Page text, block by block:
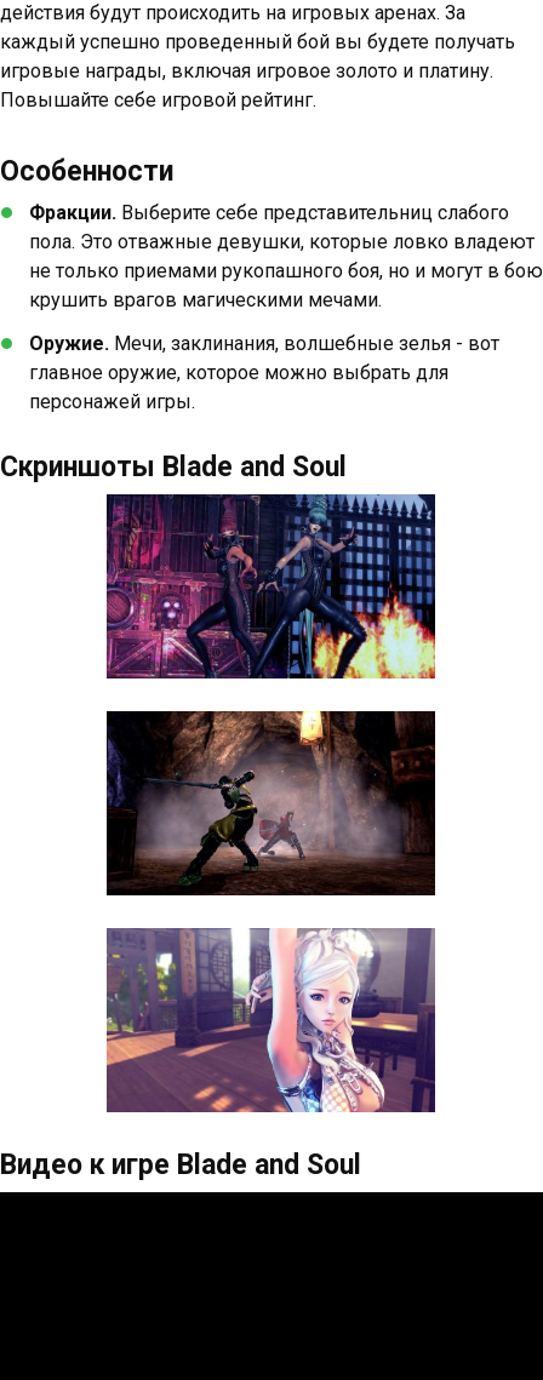
действия будут происходить на игровых аренах. За
каждый успешно проведенный бой вы будете получать
игровые награды, включая игровое золото и платину.
Повышайте себе игровой рейтинг.
Особенности
Фракции. Выберите себе представительниц слабого
пола. Это отважные девушки, которые ловко владеют
не только приемами рукопашного боя, но и могут в бою
крушить врагов магическими мечами.
Оружие. Мечи, заклинания, волшебные зелья - вот
главное оружие, которое можно выбрать для
персонажей игры.
Скриншоты Blade and Soul
Видео к игре Blade and Soul